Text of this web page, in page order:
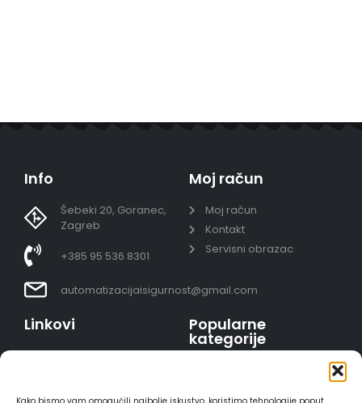
Info
Šebeki 20, Goranec,
Zagreb
+385 95 536 8301
automatizacijaisigurnost@gmail.com
Moj račun
Moj račun
Kontakt
Servisni obrazac
Linkovi
Uvjeti prodaje
Sigurno plaćanje
Popularne
kategorije
Video nadzor - kompleti